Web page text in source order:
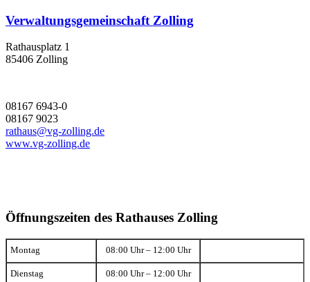
Verwaltungsgemeinschaft Zolling
Rathausplatz 1
85406 Zolling
08167 6943-0
08167 9023
rathaus@vg-zolling.de
www.vg-zolling.de
Öffnungszeiten des Rathauses Zolling
Montag 08:00 Uhr – 12:00 Uhr
Dienstag 08:00 Uhr – 12:00 Uhr